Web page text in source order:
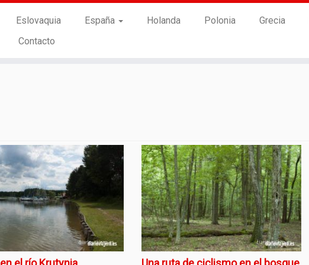
Eslovaquia España Holanda Polonia Grecia
Contacto